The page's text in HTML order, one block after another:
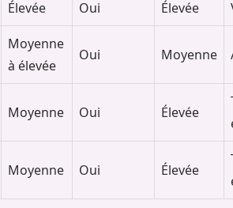
Élevée Oui Élevée
Moyenne
à élevée
Oui Moyenne
Moyenne Oui Élevée
Moyenne Oui Élevée